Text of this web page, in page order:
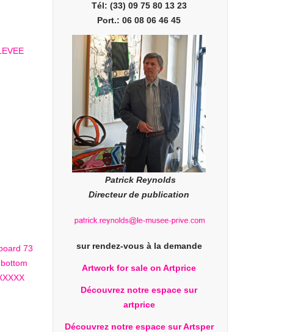
Tél: (33) 09 75 80 13 23
Port.: 06 08 06 46 45
Patrick Reynolds
Directeur de publication
sur rendez-vous à la demande
Artwork for sale on Artprice
Découvrez notre espace sur
artprice
Découvrez notre espace sur Artsper